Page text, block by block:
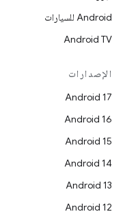
Android للسيارات
Android TV
الإصدارات
Android 17
Android 16
Android 15
Android 14
Android 13
Android 12